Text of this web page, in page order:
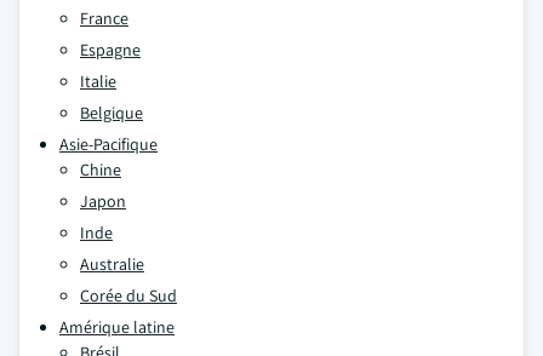
France
Espagne
Italie
Belgique
Asie-Pacifique
Chine
Japon
Inde
Australie
Corée du Sud
Amérique latine